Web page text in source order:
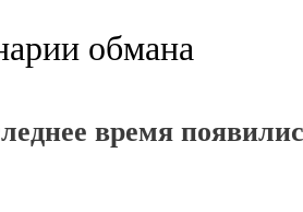
обмана
время